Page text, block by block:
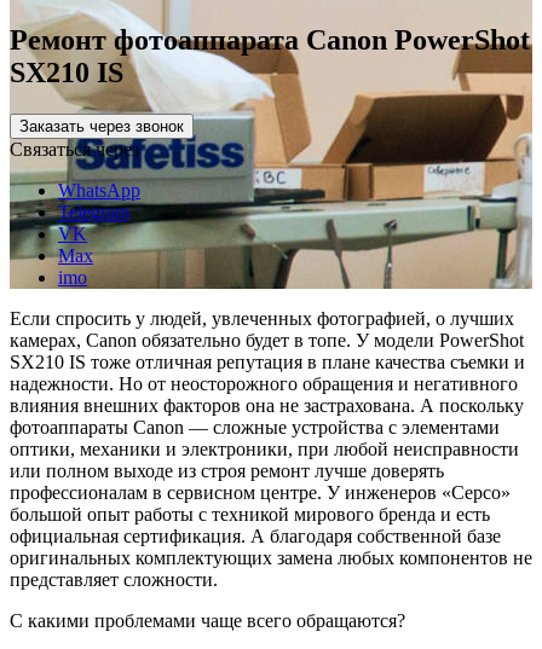
Ремонт фотоаппарата Canon PowerShot
SX210 IS
Заказать через звонок
Связаться через
WhatsApp
Telegram
VK
Max
imo
Если спросить у людей, увлеченных фотографией, о лучших
камерах, Canon обязательно будет в топе. У модели PowerShot
SX210 IS тоже отличная репутация в плане качества съемки и
надежности. Но от неосторожного обращения и негативного
влияния внешних факторов она не застрахована. А поскольку
фотоаппараты Canon — сложные устройства с элементами
оптики, механики и электроники, при любой неисправности
или полном выходе из строя ремонт лучше доверять
профессионалам в сервисном центре. У инженеров «Серсо»
большой опыт работы с техникой мирового бренда и есть
официальная сертификация. А благодаря собственной базе
оригинальных комплектующих замена любых компонентов не
представляет сложности.
С какими проблемами чаще всего обращаются?